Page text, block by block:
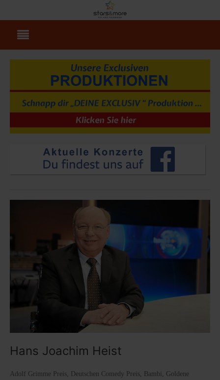
Hans Joachim Heist
Adolf Grimme Preis, Deutschen Comedy Preis, Bambi, Goldene